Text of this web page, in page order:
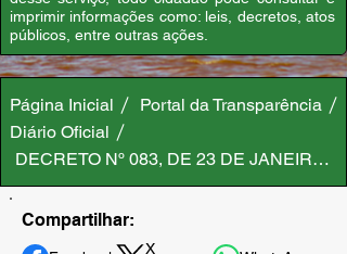
imprimir informações como: leis, decretos, atos
públicos, entre outras ações.
Página Inicial
Portal da Transparência
Diário Oficial
DECRETO Nº 083, DE 23 DE JANEIRO
Compartilhar:
X